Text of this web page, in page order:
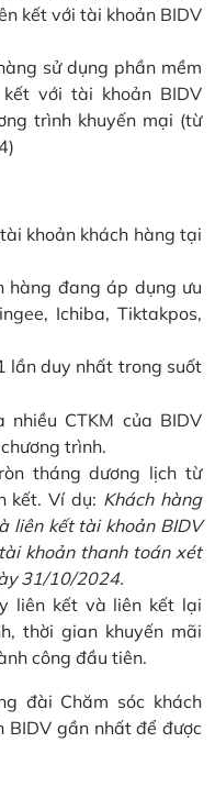
kết với tài khoản BIDV
sử dụng phần mềm
với tài khoản BIDV
trình khuyến mại (từ
khoản khách hàng tại
hàng đang áp dụng ưu
Ichiba, Tiktakpos,
lần duy nhất trong suốt
CTKM của BIDV
trình.
tháng dương lịch từ
kết. Ví dụ: Khách hàng
liên kết tài khoản BIDV
khoản thanh toán xét
31/10/2024.
liên kết và liên kết lại
thời gian khuyến mãi
công đầu tiên.
đài Chăm sóc khách
BIDV gần nhất để được